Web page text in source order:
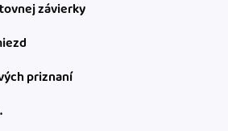
závierky
priznaní